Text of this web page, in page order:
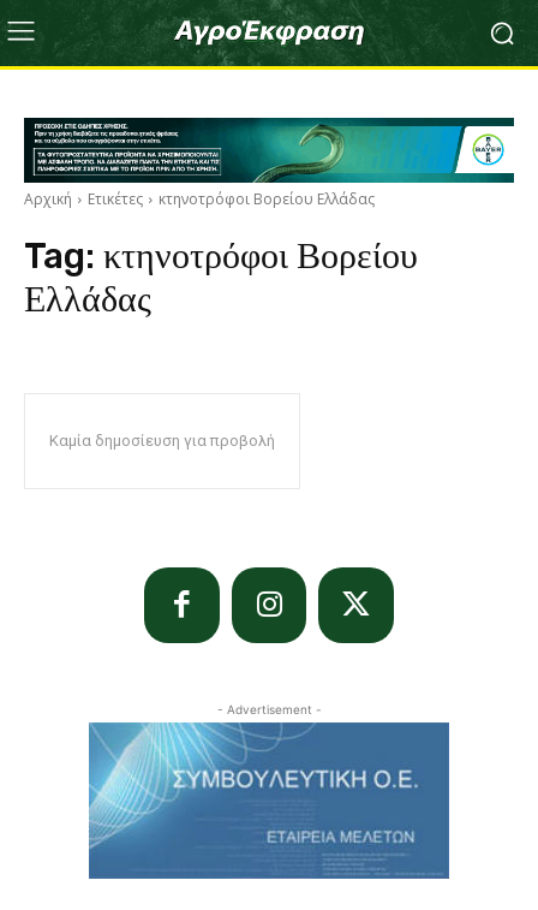
Αρχική Ετικέτες κτηνοτρόφοι Βορείου Ελλάδας
Tag: κτηνοτρόφοι Βορείου
Ελλάδας
Καμία δημοσίευση για προβολή
- Advertisement -